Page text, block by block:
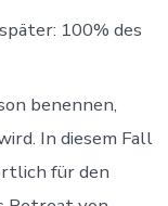
100% des
benennen,
In diesem Fall
für den